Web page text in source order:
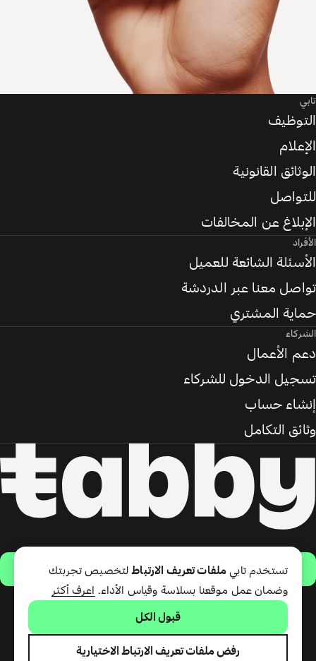
حمّل التطبيق
تقدّم شركة تابي ذ.م.م خدمة الدفع
ذ.م.م المرخصة من مصرف الإمارات
تابي
التوظيف
الإعلام
الوثائق القانونية
للتواصل
الإبلاغ عن المخالفات
الأفراد
الأسئلة الشائعة للعميل
تواصل معنا عبر الدردشة
حماية المشتري
الشركاء
دعم الأعمال
تسجيل الدخول للشركاء
إنشاء حساب
وثائق التكامل
تستخدم تابي ملفات تعريف الارتباطلتخصيص تجربتك
وضمان عمل موقعنا بسلاسة وقياس الأداء.
اعرف أكثر
قبول الكل
رفض ملفات تعريف الارتباط الاختيارية